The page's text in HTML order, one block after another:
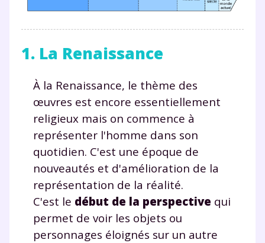
1. La Renaissance
À la Renaissance, le thème des
œuvres est encore essentiellement
religieux mais on commence à
représenter l'homme dans son
quotidien. C'est une époque de
nouveautés et d'amélioration de la
représentation de la réalité.
C'est le début de la perspective qui
permet de voir les objets ou
personnages éloignés sur un autre